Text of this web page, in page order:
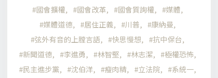
國會擴權
國會改革 國會質詢權
媒體
媒體道德
居住正義 川普
康納曼
弦外有音的上膛言語
快思慢想
抗中保台
新聞道德
李進勇 林智堅 林志潔
極權恐怖
民主進步黨
沈伯洋 瘦肉精 立法院
系統一